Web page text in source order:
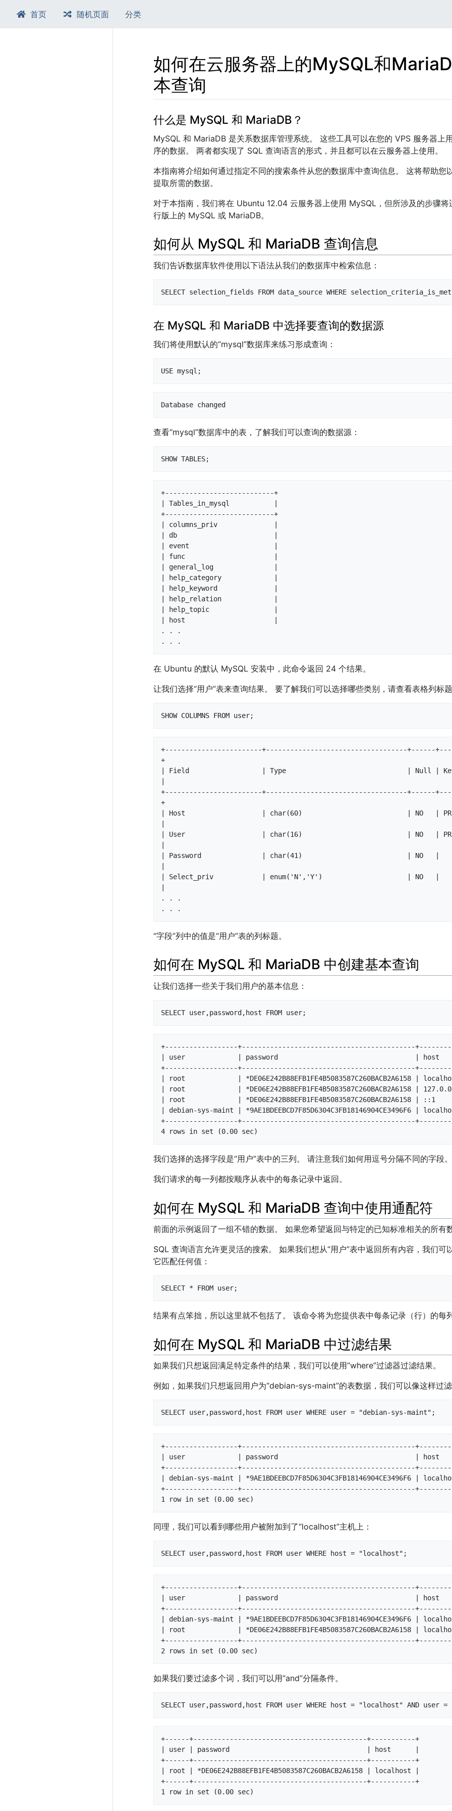
首页 随机页面 分类
如何在云服务器上的MySQL和
本查询
跳转至： 导航 、​搜索
什么是 MySQL 和 MariaDB？
MySQL 和 MariaDB 是关系数据库管理系统。 这些工具可以在您的 VPS 服务器上
序的数据。 两者都实现了 SQL 查询语言的形式，并且都可以在云服务器上使用。
本指南将介绍如何通过指定不同的搜索条件从您的数据库中查询信息。 这将帮助您
提取所需的数据。
对于本指南，我们将在 Ubuntu 12.04 云服务器上使用 MySQL，但所涉及的步骤
行版上的 MySQL 或 MariaDB。
如何从 MySQL 和 MariaDB 查询信息
我们告诉数据库软件使用以下语法从我们的数据库中检索信息：
SELECT selection_fields FROM data_source WHERE
在 MySQL 和 MariaDB 中选择要查询的数据源
我们将使用默认的“mysql”数据库来练习形成查询：
USE mysql;
Database changed
查看“mysql”数据库中的表，了解我们可以查询的数据源：
SHOW TABLES;
+---------------------------+
| Tables_in_mysql           |
+---------------------------+
| columns_priv              |
| db                        |
| event                     |
| func                      |
| general_log               |
| help_category             |
| help_keyword              |
| help_relation             |
| help_topic                |
| host                      |
. . .
. . .
在 Ubuntu 的默认 MySQL 安装中，此命令返回 24 个结果。
让我们选择“用户”表来查询结果。 要了解我们可以选择哪些类别，请查看表格列标题
SHOW COLUMNS FROM user;
+------------------------+-----------------------------------+------
+
| Field                  | Type                              | Null | Key
+------------------------+-----------------------------------+------
+
| Host                   | char(60)                          | NO   |
| User                   | char(16)                          | NO   |
| Password               | char(41)                          | NO   |
| Select_priv            | enum('N','Y')                     | NO   |
. . .
. . .
“字段”列中的值是“用户”表的列标题。
如何在 MySQL 和 MariaDB 中创建基本查询
让我们选择一些关于我们用户的基本信息：
SELECT user,password,host FROM user;
+------------------+-------------------------------------------
| user             | password                                  | host
+------------------+-------------------------------------------
| root             | *DE06E242B88EFB1FE4B5083587C260BACB2A6158 |
| root             | *DE06E242B88EFB1FE4B5083587C260BACB2A6158 |
| root             | *DE06E242B88EFB1FE4B5083587C260BACB2A6158 | ::1
| debian-sys-maint | *9AE1BDEEBCD7F85D6304C3FB18146904CE3496F6 |
+------------------+-------------------------------------------
4 rows in set (0.00 sec)
我们选择的选择字段是“用户”表中的三列。 请注意我们如何用逗号分隔不同的字段。
我们请求的每一列都按顺序从表中的每条记录中返回。
如何在 MySQL 和 MariaDB 查询中使用通配符
前面的示例返回了一组不错的数据。 如果您希望返回与特定的已知标准相关的所有
SQL 查询语言允许更灵活的搜索。 如果我们想从“用户”表中返回所有内容，我们可
它匹配任何值：
SELECT * FROM user;
结果有点笨拙，所以这里就不包括了。 该命令将为您提供表中每条记录（行）的每
如何在 MySQL 和 MariaDB 中过滤结果
如果我们只想返回满足特定条件的结果，我们可以使用“where”过滤器过滤结果。
例如，如果我们只想返回用户为“debian-sys-maint”的表数据，我们可以像这样过滤
SELECT user,password,host FROM user WHERE user = "debian-sys-maint";
+------------------+-------------------------------------------
| user             | password                                  | host
+------------------+-------------------------------------------
| debian-sys-maint | *9AE1BDEEBCD7F85D6304C3FB18146904CE3496F6 |
+------------------+-------------------------------------------
1 row in set (0.00 sec)
同理，我们可以看到哪些用户被附加到了“localhost”主机上：
SELECT user,password,host FROM user WHERE host = "localhost";
+------------------+-------------------------------------------
| user             | password                                  | host
+------------------+-------------------------------------------
| debian-sys-maint | *9AE1BDEEBCD7F85D6304C3FB18146904CE3496F6 |
| root             | *DE06E242B88EFB1FE4B5083587C260BACB2A6158 |
+------------------+-------------------------------------------
2 rows in set (0.00 sec)
如果我们要过滤多个词，我们可以用“and”分隔条件。
SELECT user,password,host FROM user WHERE host = "localhost" AND user
+------+-------------------------------------------+-----------+
| user | password                                  | host      |
+------+-------------------------------------------+-----------+
| root | *DE06E242B88EFB1FE4B5083587C260BACB2A6158 | localhost |
+------+-------------------------------------------+-----------+
1 row in set (0.00 sec)